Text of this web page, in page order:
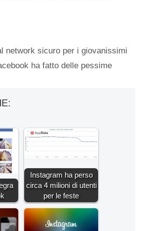
network sicuro per i giovanissimi
ha fatto delle pessime
Instagram ha perso
circa 4 milioni di utenti
per le feste